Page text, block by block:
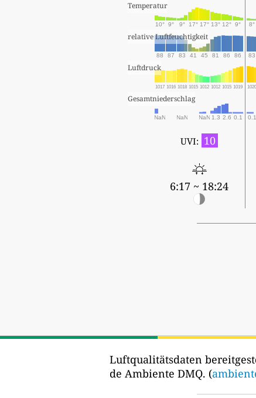
Temperatur
10° 9° 9° 17° 17° 13° 12° 9° 8°
relative Luftfeuchtigkeit
88 87 83 41 45 81 86 86 83
Luftdruck
1017 1016 1018 1015 1012 1012 1015 1019 1020
Gesamtniederschlag
NaN NaN NaN 1.3 2.6 0.1 0.1
UVI: 10
6:17 ~ 18:24
Luftqualitätsdaten
de Ambiente DMQ. (